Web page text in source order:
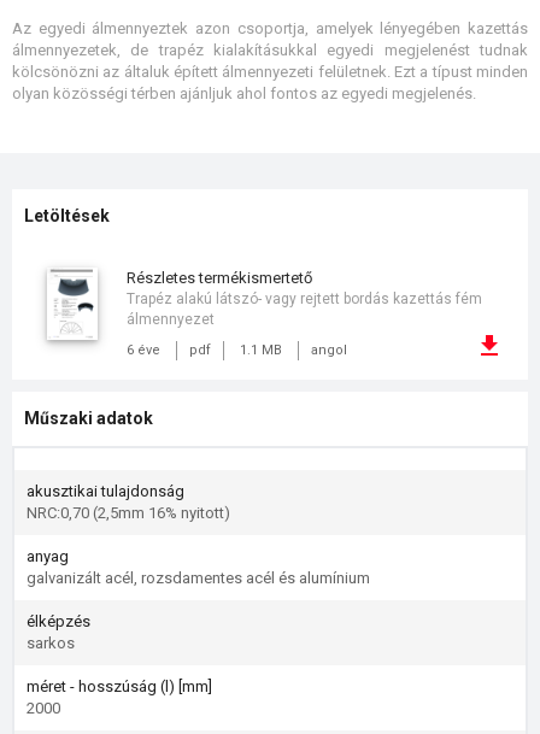
Az egyedi álmennyeztek azon csoportja, amelyek lényegében kazettás
álmennyezetek, de trapéz kialakításukkal egyedi megjelenést tudnak
kölcsönözni az általuk épített álmennyezeti felületnek. Ezt a típust minden
olyan közösségi térben ajánljuk ahol fontos az egyedi megjelenés.
Letöltések
részletes termékismertető
6 éve pdf 1.1 MB angol
Trapéz alakú látszó- vagy rejtett bordás kazettás fém
álmennyezet
Műszaki adatok
akusztikai tulajdonság
NRC:0,70 (2,5mm 16% nyitott)
anyag
galvanizált acél, rozsdamentes acél és alumínium
élképzés
sarkos
méret - hosszúság (l) [mm]
2000